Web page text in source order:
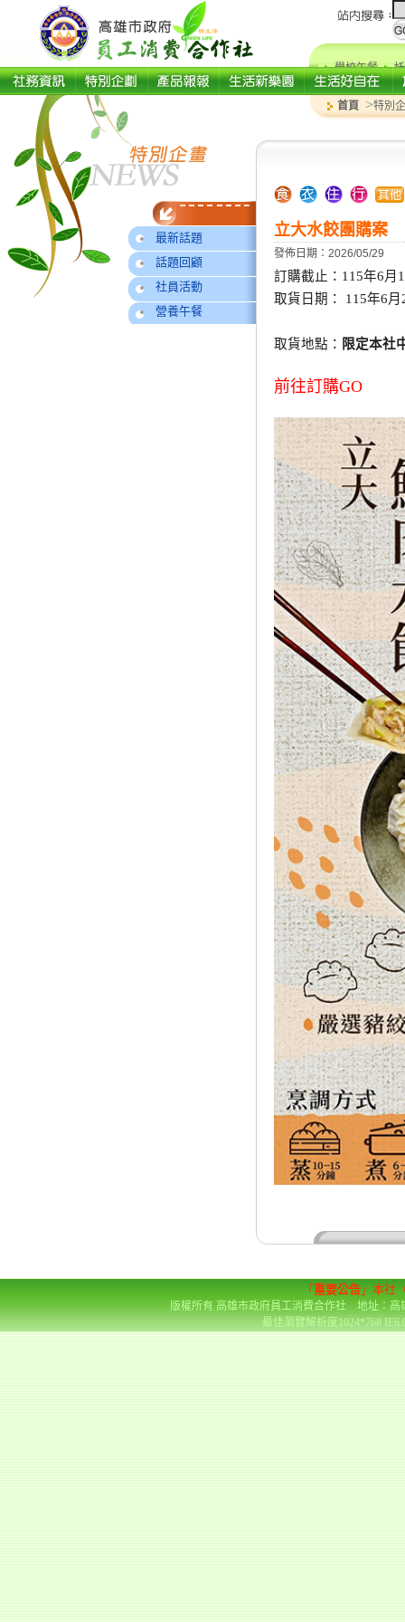
學校午餐
最新話題
話題回顧
社員活動
營養午餐
首頁 >特別
立大水餃團購案
發佈日期：2026/05/29
訂購截止：115年6月
取貨日期： 115年6
取貨地點： 限定本社
前往訂購GO
「 重要公告」本社
版權所有 高雄市政府員工消費合作社 地址：高
最佳瀏覽解析度1024*768